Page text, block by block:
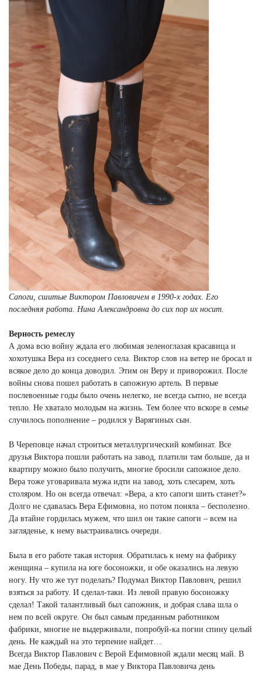
Сапоги, сшитые Виктором Павловичем в 1990-х годах. Его
последняя работа. Нина Александровна до сих пор их носит.
Верность ремеслу
А дома всю войну ждала его любимая зеленоглазая красавица и
хохотушка Вера из соседнего села. Виктор слов на ветер не бросал и
всякое дело до конца доводил. Этим он Веру и приворожил. После
войны снова пошел работать в сапожную артель. В первые
послевоенные годы было очень нелегко, не всегда сытно, не всегда
тепло. Не хватало молодым на жизнь. Тем более что вскоре в семье
случилось пополнение – родился у Варягиных сын.
В Череповце начал строиться металлургический комбинат. Все
друзья Виктора пошли работать на завод, платили там больше, да и
квартиру можно было получить, многие бросили сапожное дело.
Вера тоже уговаривала мужа идти на завод, хоть слесарем, хоть
столяром. Но он всегда отвечал: «Вера, а кто сапоги шить станет?»
Долго не сдавалась Вера Ефимовна, но потом поняла – бесполезно.
Да втайне гордилась мужем, что шил он такие сапоги – всем на
загляденье, к нему выстраивались очереди.
Была в его работе такая история. Обратилась к нему на фабрику
женщина – купила на юге босоножки, и обе оказались на левую
ногу. Ну что же тут поделать? Подумал Виктор Павлович, решил
взяться за работу. И сделал-таки. Из левой правую босоножку
сделал! Такой талантливый был сапожник, и добрая слава шла о
нем по всей округе. Он был самым преданным работником
фабрики, многие не выдерживали, попробуй-ка погни спину целый
день. Не каждый на это терпение найдет…
Всегда Виктор Павлович с Верой Ефимовной ждали месяц май. В
мае День Победы, парад, в мае у Виктора Павловича день